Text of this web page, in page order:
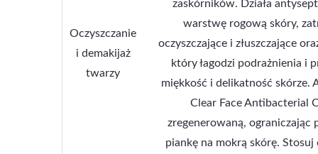
Oczyszczanie
i demakijaż
twarzy
zaskórników. Działa
warstwę rogową skóry,
oczyszczające i złuszczające
który łagodzi podrażnienia i
miękkość i delikatność skórze.
Clear Face Antibacterial
zregenerowaną, ograniczając
piankę na mokrą skórę.